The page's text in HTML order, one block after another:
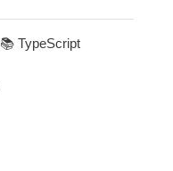
📚 TypeScript